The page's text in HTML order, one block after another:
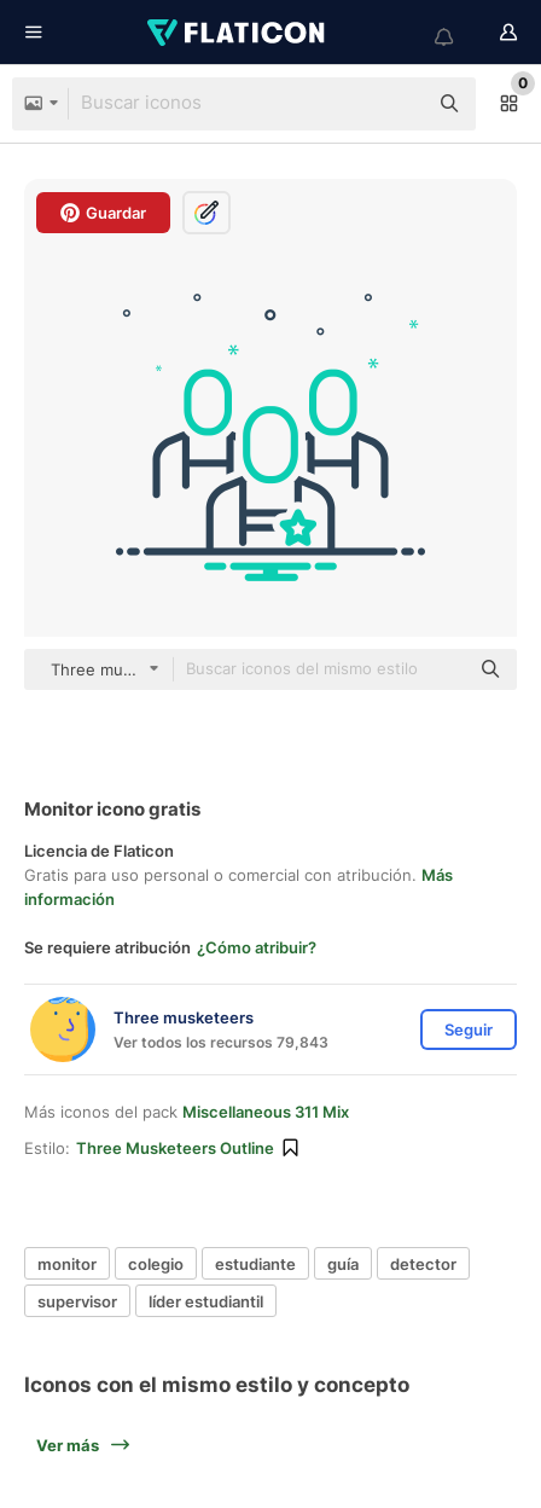
0
Guardar
Three musketeers outline
Monitor icono gratis
Licencia de Flaticon
Gratis para uso personal o comercial con atribución. Más
información
Se requiere atribución ¿Cómo atribuir?
Three musketeers
Ver todos los recursos 79,843
Seguir
Más iconos del pack Miscellaneous 311 Mix
Estilo: Three Musketeers Outline
monitor colegio estudiante guía
detector
supervisor
líder estudiantil
Iconos con el mismo estilo y concepto
Ver más